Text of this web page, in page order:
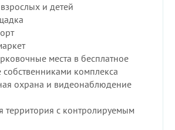
и детей
места в бесплатное
собственниками комплекса
охрана и видеонаблюдение
территория с контролируемым